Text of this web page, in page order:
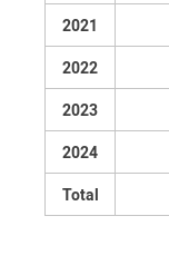
2021
2022
2023
2024
Total